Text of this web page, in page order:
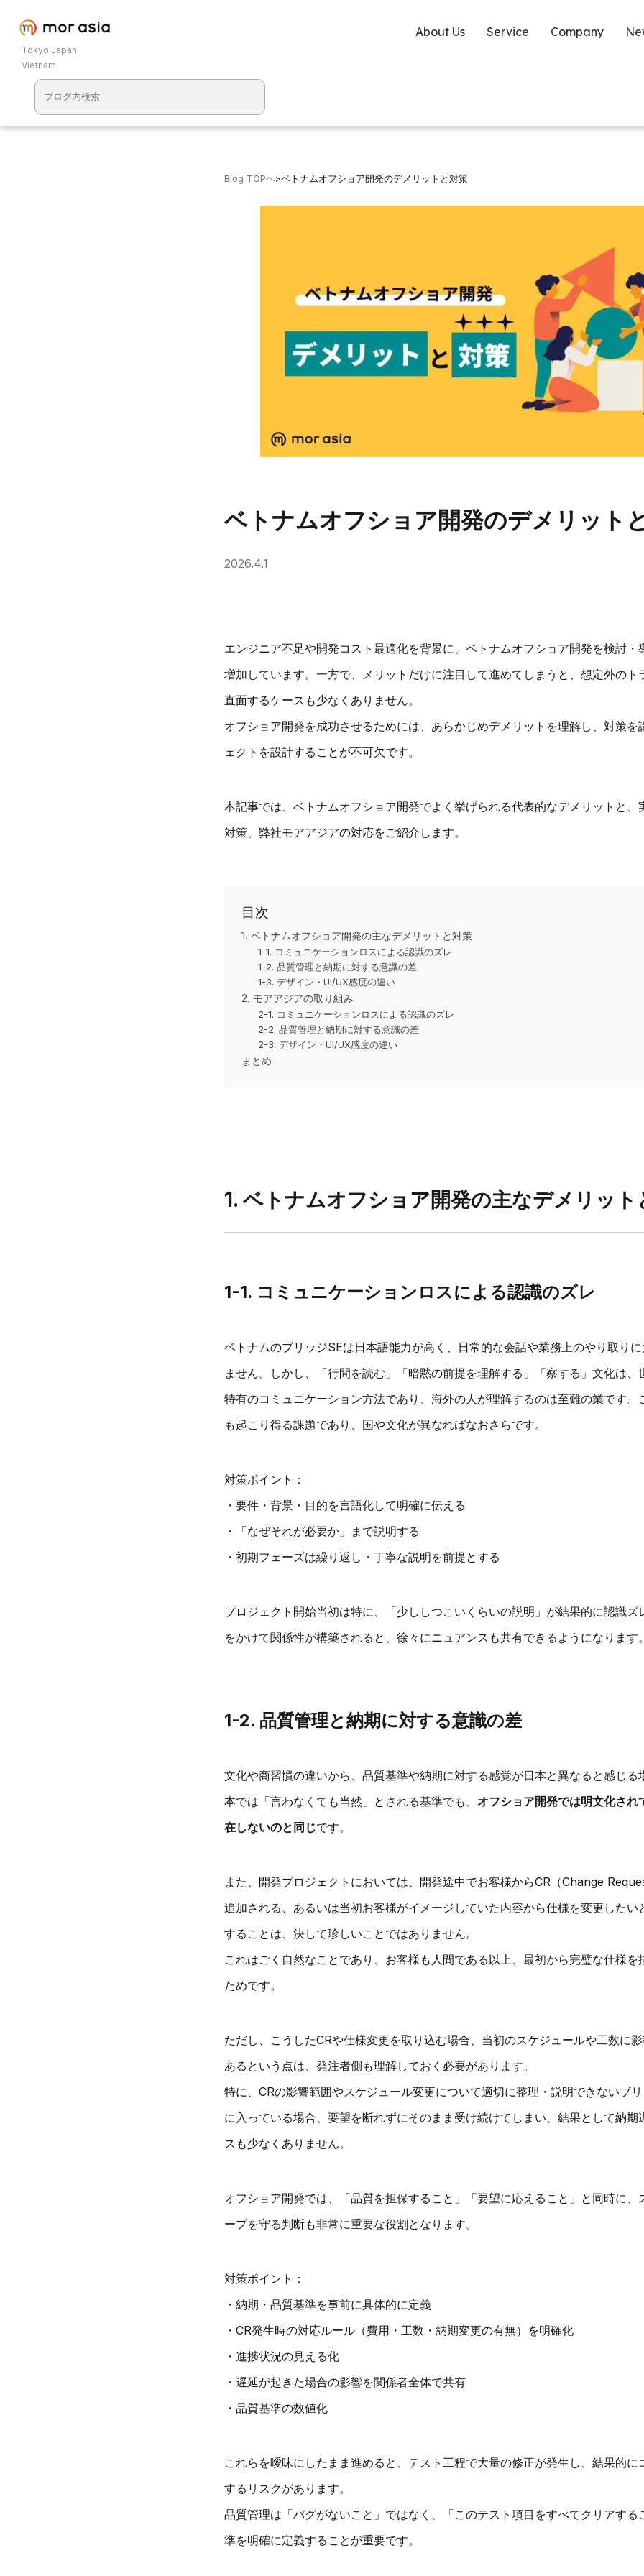
Tokyo Japan
Vietnam
About Us Service Company
Blog TOPへ>ベトナムオフショア開発のデメリットと対策
ベトナムオフショア開発のデメリット
2026.4.1
エンジニア不足や開発コスト最適化を背景に、ベトナムオフショア開発を検討・
増加しています。一方で、メリットだけに注目して進めてしまうと、想定外のト
直面するケースも少なくありません。
オフショア開発を成功させるためには、あらかじめデメリットを理解し、対策を
ェクトを設計することが不可欠です。
本記事では、ベトナムオフショア開発でよく挙げられる代表的なデメリットと、
対策、弊社モアアジアの対応をご紹介します。
目次
1. ベトナムオフショア開発の主なデメリットと対策
1-1. コミュニケーションロスによる認識のズレ
1-2. 品質管理と納期に対する意識の差
1-3. デザイン・UI/UX感度の違い
2. モアアジアの取り組み
2-1. コミュニケーションロスによる認識のズレ
2-2. 品質管理と納期に対する意識の差
2-3. デザイン・UI/UX感度の違い
まとめ
1. ベトナムオフショア開発の主なデメリット
1-1. コミュニケーションロスによる認識のズレ
ベトナムのブリッジSEは日本語能力が高く、日常的な会話や業務上のやり取り
ません。しかし、「行間を読む」「暗黙の前提を理解する」「察する」文化は、
特有のコミュニケーション方法であり、海外の人が理解するのは至難の業です。
も起こり得る課題であり、国や文化が異なればなおさらです。
対策ポイント：
・要件・背景・目的を言語化して明確に伝える
・「なぜそれが必要か」まで説明する
・初期フェーズは繰り返し・丁寧な説明を前提とする
プロジェクト開始当初は特に、「少ししつこいくらいの説明」が結果的に認識ズ
をかけて関係性が構築されると、徐々にニュアンスも共有できるようになります
1-2. 品質管理と納期に対する意識の差
文化や商習慣の違いから、品質基準や納期に対する感覚が日本と異なると感じる
本では「言わなくても当然」とされる基準でも、 オフショア開発では明文化され
在しないのと同じです。
また、開発プロジェクトにおいては、開発途中でお客様からCR（Change
追加される、あるいは当初お客様がイメージしていた内容から仕様を変更したい
することは、決して珍しいことではありません。
これはごく自然なことであり、お客様も人間である以上、最初から完璧な仕様を
ためです。
ただし、こうしたCRや仕様変更を取り込む場合、当初のスケジュールや工数に
あるという点は、発注者側も理解しておく必要があります。
特に、CRの影響範囲やスケジュール変更について適切に整理・説明できないブ
に入っている場合、要望を断れずにそのまま受け続けてしまい、結果として納期
スも少なくありません。
オフショア開発では、「品質を担保すること」「要望に応えること」と同時に、
ープを守る判断も非常に重要な役割となります。
対策ポイント：
・納期・品質基準を事前に具体的に定義
・CR発生時の対応ルール（費用・工数・納期変更の有無）を明確化
・進捗状況の見える化
・遅延が起きた場合の影響を関係者全体で共有
・品質基準の数値化
これらを曖昧にしたまま進めると、テスト工程で大量の修正が発生し、結果的に
するリスクがあります。
品質管理は「バグがないこと」ではなく、「このテスト項目をすべてクリアする
準を明確に定義することが重要です。